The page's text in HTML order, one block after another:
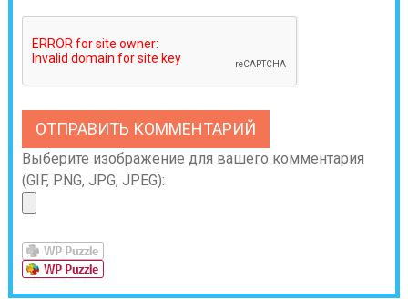
Выберите изображение для вашего комментария
(GIF, PNG, JPG, JPEG):